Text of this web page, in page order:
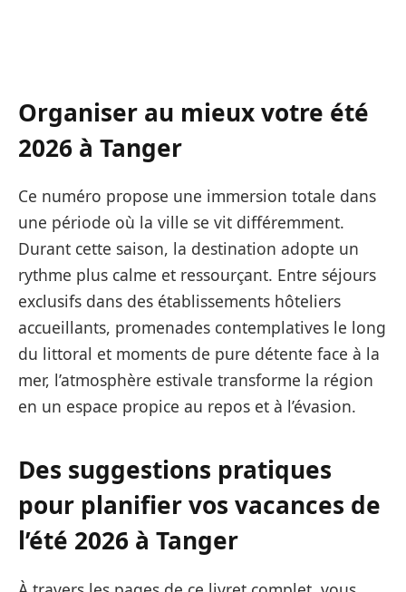
Organiser au mieux votre été
2026 à Tanger
Ce numéro propose une immersion totale dans
une période où la ville se vit différemment.
Durant cette saison, la destination adopte un
rythme plus calme et ressourçant. Entre séjours
exclusifs dans des établissements hôteliers
accueillants, promenades contemplatives le long
du littoral et moments de pure détente face à la
mer, l’atmosphère estivale transforme la région
en un espace propice au repos et à l’évasion.
Des suggestions pratiques
pour planifier vos vacances de
l’été 2026 à Tanger